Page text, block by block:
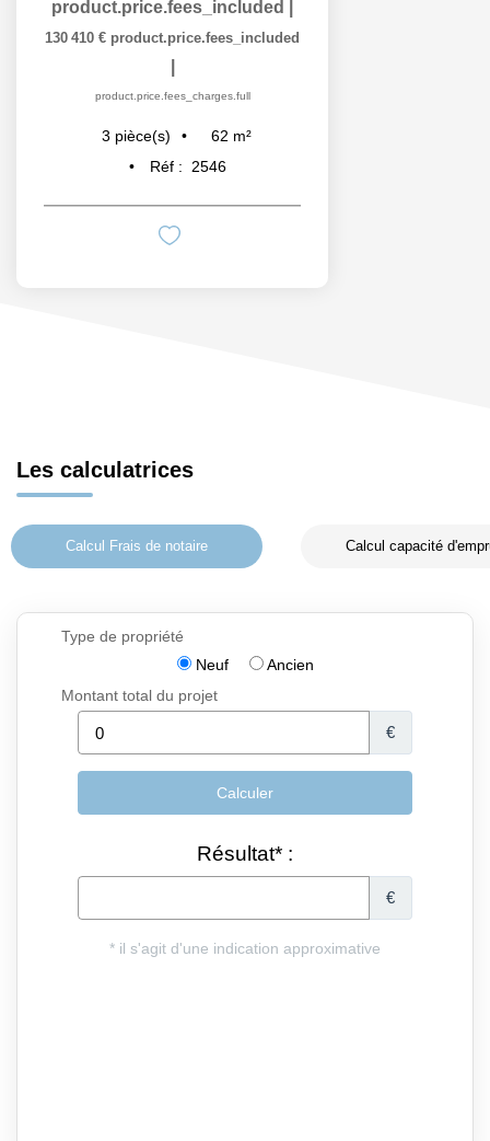
product.price.fees_included
130 410 € product.price.fees_included
product.price.fees_charges.full
3 pièce(s) 62 m²
Réf :
2546
Les calculatrices
Calcul Frais de notaire Calcul capacité